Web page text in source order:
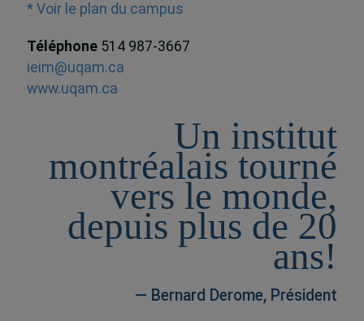
* Voir le plan du campus
Téléphone 514 987-3667
ieim@uqam.ca
www.uqam.ca
Un institut
montréalais tourné
vers le monde,
depuis plus de 20
ans!
— Bernard Derome, Président